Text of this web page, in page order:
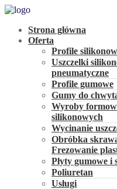
Strona główna
Oferta
Profile
Uszczelki
pneumatyczne
Profile gumowe
Gumy do
Wyroby
silikonowych
Wycinanie
Obróbka
Frezowanie
Płyty gumowe i
Poliuretan
Usługi